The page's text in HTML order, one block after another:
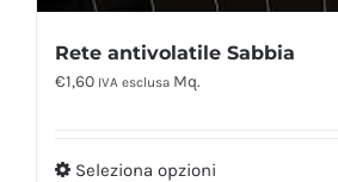
Rete antivolatile Sabbia
€1,60 IVA esclusa Mq.
Seleziona opzioni